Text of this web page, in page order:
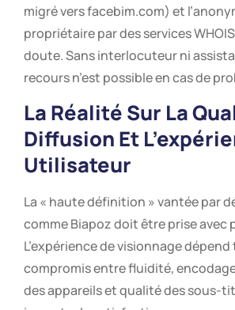
migré vers facebim.com) et
propriétaire par des services
doute. Sans interlocuteur ni
recours n’est possible en cas de
La Réalité Sur La
Diffusion Et
Utilisateur
La « haute définition » vantée par
comme Biapoz doit être prise avec
L’expérience de visionnage
compromis entre fluidité,
des appareils et qualité des sous-